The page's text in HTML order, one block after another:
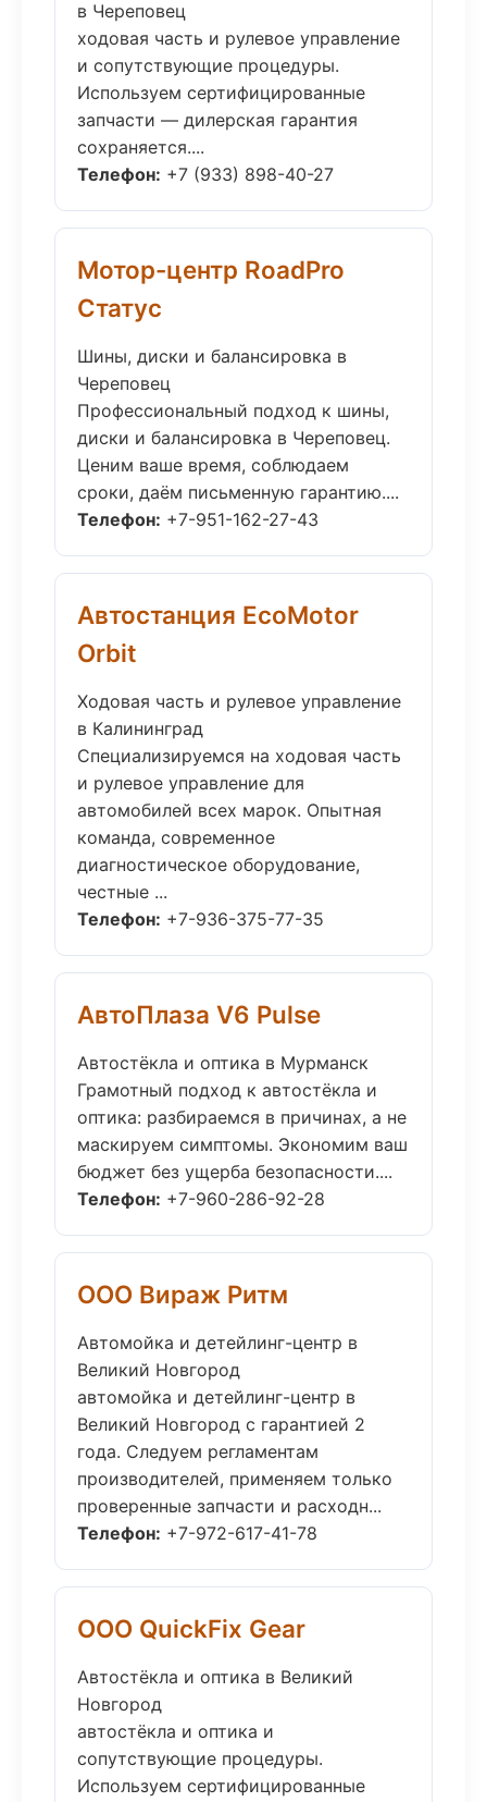
в Череповец
ходовая часть и рулевое управление
и сопутствующие процедуры.
Используем сертифицированные
запчасти — дилерская гарантия
сохраняется....
Телефон: +7 (933) 898-40-27
Мотор-центр RoadPro
Статус
Шины, диски и балансировка в
Череповец
Профессиональный подход к шины,
диски и балансировка в Череповец.
Ценим ваше время, соблюдаем
сроки, даём письменную гарантию....
Телефон: +7-951-162-27-43
Автостанция EcoMotor
Orbit
Ходовая часть и рулевое управление
в Калининград
Специализируемся на ходовая часть
и рулевое управление для
автомобилей всех марок. Опытная
команда, современное
диагностическое оборудование,
честные ...
Телефон: +7-936-375-77-35
АвтоПлаза V6 Pulse
Автостёкла и оптика в Мурманск
Грамотный подход к автостёкла и
оптика: разбираемся в причинах, а не
маскируем симптомы. Экономим ваш
бюджет без ущерба безопасности....
Телефон: +7-960-286-92-28
ООО Вираж Ритм
Автомойка и детейлинг-центр в
Великий Новгород
автомойка и детейлинг-центр в
Великий Новгород с гарантией 2
года. Следуем регламентам
производителей, применяем только
проверенные запчасти и расходн...
Телефон: +7-972-617-41-78
ООО QuickFix Gear
Автостёкла и оптика в Великий
Новгород
автостёкла и оптика и
сопутствующие процедуры.
Используем сертифицированные